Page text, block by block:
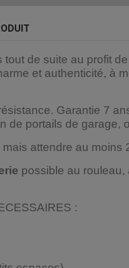
de suite au profit
et authenticité, à
Garantie 7
de portails de garage,
attendre au
possible au
: